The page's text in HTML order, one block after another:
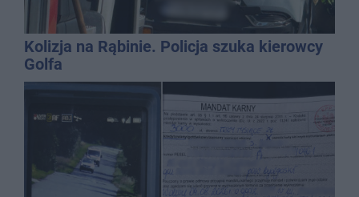
Kolizja na Rąbinie. Policja szuka kierowcy
Golfa